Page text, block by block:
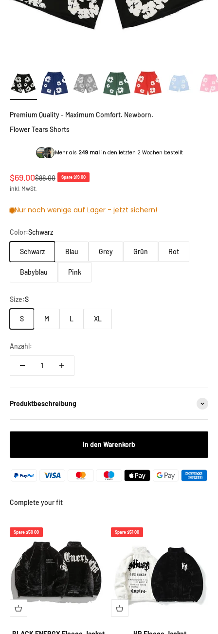
Premium Quality - Maximum Comfort. Newborn.
Flower Tears Shorts
Mehr als 249 malin den letzten 2 Wochen bestellt
Angebot
$69.00Regulärer Preis
$88.00 Spare $19.00
inkl. MwSt.
Nur noch wenige auf Lager - jetzt sichern!
Color:Schwarz
Schwarz Blau Grey Grün Rot
Babyblau Pink
Size:S
S M L XL
Anzahl:
Produktbeschreibung
In den Warenkorb
Complete your fit
Spare $50.00 Spare $51.00